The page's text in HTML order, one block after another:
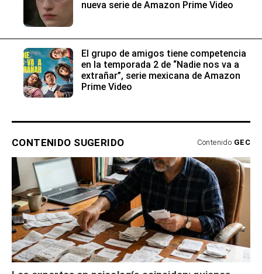
nueva serie de Amazon Prime Video
El grupo de amigos tiene competencia
en la temporada 2 de “Nadie nos va a
extrañar”, serie mexicana de Amazon
Prime Video
CONTENIDO SUGERIDO Contenido GEC